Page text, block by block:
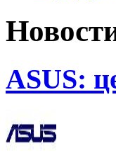
ASUS: